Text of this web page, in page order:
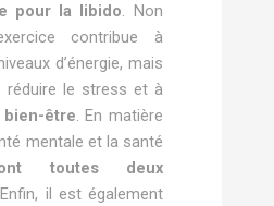
pour la libido. Non
contribue à
d’énergie, mais
réduire le stress et à
bien-être. En matière
mentale et la santé
toutes deux
il est également